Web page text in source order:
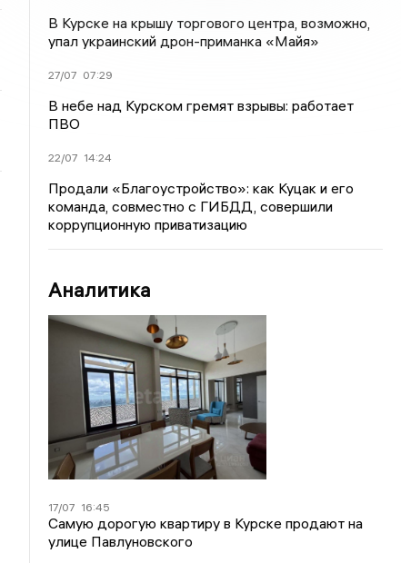
В Курске на крышу торгового центра, возможно,
упал украинский дрон-приманка «Майя»
27/07 07:29
В небе над Курском гремят взрывы: работает
ПВО
22/07 14:24
Продали «Благоустройство»: как Куцак и его
команда, совместно с ГИБДД, совершили
коррупционную приватизацию
Аналитика
17/07 16:45
Самую дорогую квартиру в Курске продают на
улице Павлуновского